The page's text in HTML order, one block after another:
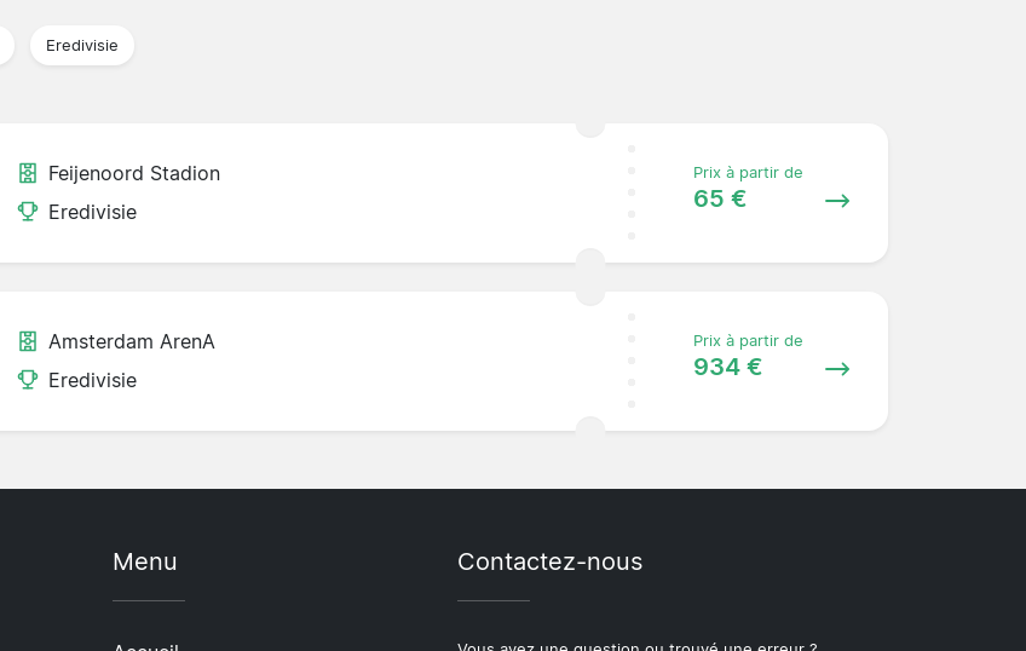
Eredivisie
Feijenoord Stadion
Eredivisie
Prix à partir de
65 €
Amsterdam ArenA
Eredivisie
Prix à partir de
934 €
Menu Contactez-nous